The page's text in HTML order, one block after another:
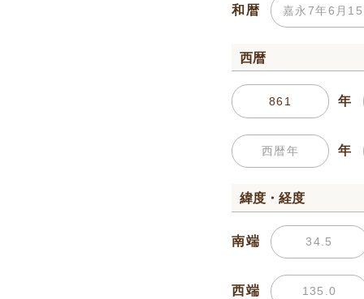
和暦
西暦
年
年
緯度・経度
南端
西端